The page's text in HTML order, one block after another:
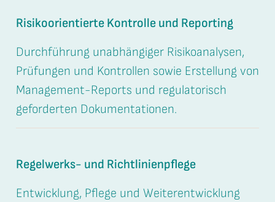
Risikoorientierte Kontrolle und Reporting
Durchführung unabhängiger Risikoanalysen,
Prüfungen und Kontrollen sowie Erstellung von
Management-Reports und regulatorisch
geforderten Dokumentationen.
Regelwerks- und Richtlinienpflege
Entwicklung, Pflege und Weiterentwicklung